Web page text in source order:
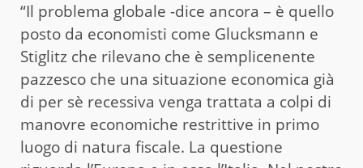
“Il problema globale -dice ancora – è quello
posto da economisti come Glucksmann e
Stiglitz che rilevano che è semplicenente
pazzesco che una situazione economica già
di per sè recessiva venga trattata a colpi di
manovre economiche restrittive in primo
luogo di natura fiscale. La questione